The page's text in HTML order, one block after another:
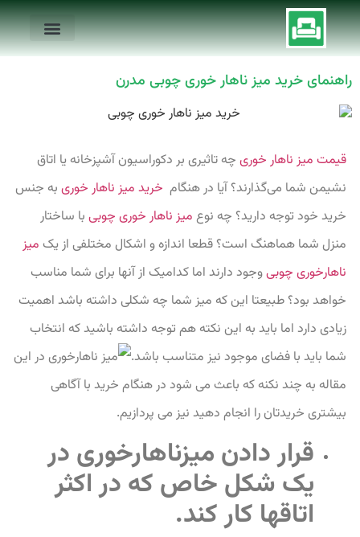
راهنمای خرید میز ناهار خوری چوبی مدرن
قیمت میز ناهار خوری چه تاثیری بر دکوراسیون آشپزخانه یا اتاق
نشیمن شما می‌گذارند؟ آیا در هنگام خرید میز ناهار خوری به جنس
خرید خود توجه دارید؟ چه نوع میز ناهار خوری چوبی با ساختار
منزل شما هماهنگ است؟ قطعا اندازه و اشکال مختلفی از یک میز
ناهارخوری چوبیوجود دارند اما کدامیک از آنها برای شما مناسب
خواهد بود؟ طبیعتا این که میز شما چه شکلی داشته باشد اهمیت
زیادی دارد اما باید به این نکته هم توجه داشته باشید که انتخاب
شما باید با فضای موجود نیز متناسب باشد.
در این
مقاله به چند نکنه که باعث می شود در هنگام خرید با آگاهی
بیشتری خریدتان را انجام دهید نیز می پردازیم.
قرار دادن میزناهارخوری در
یک شکل خاص که در اکثر
اتاقها کار کند.